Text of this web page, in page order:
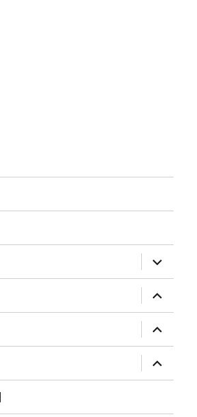
위
메
확
장
위
메
확
장
위
메
확
장
위
메
장